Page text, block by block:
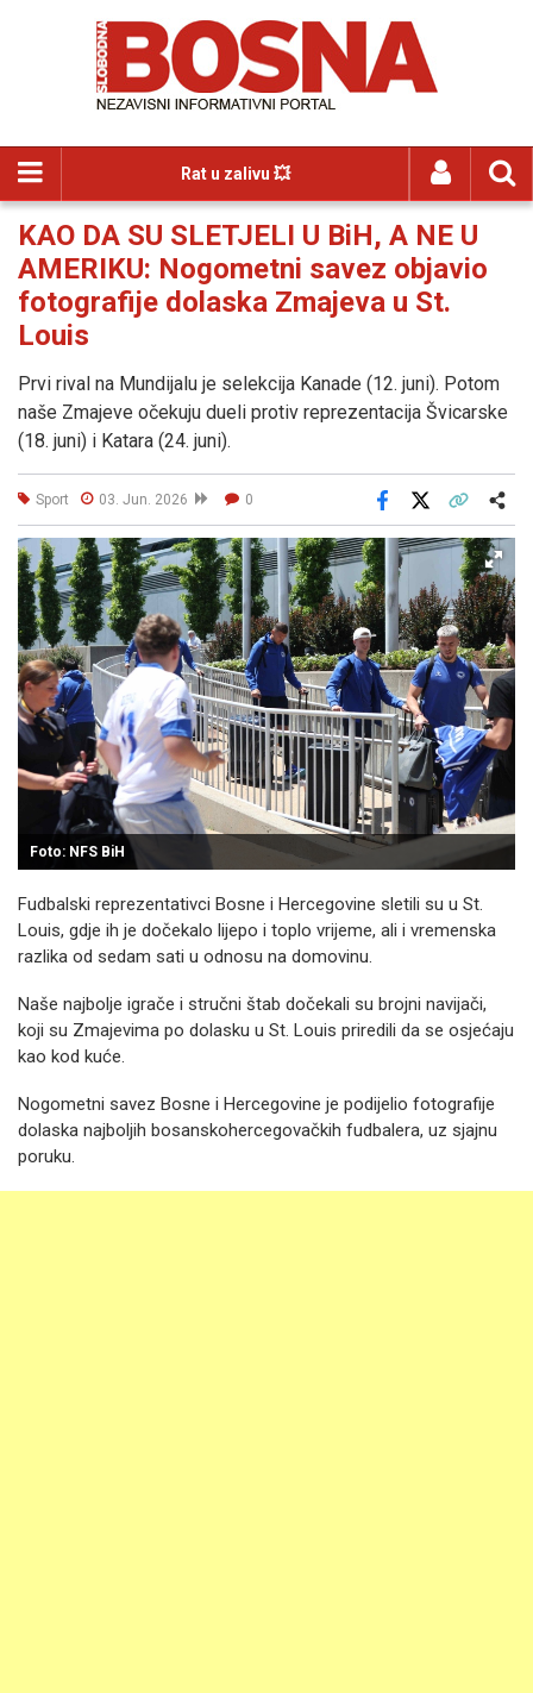
Rat u zalivu 💥
KAO DA SU SLETJELI U BiH, A NE U
AMERIKU: Nogometni savez objavio
fotografije dolaska Zmajeva u St.
Louis
Prvi rival na Mundijalu je selekcija Kanade (12. juni). Potom
naše Zmajeve očekuju dueli protiv reprezentacija Švicarske
(18. juni) i Katara (24. juni).
Sport 03. Jun. 2026 0
Facebook
Foto: NFS BiH
Fudbalski reprezentativci Bosne i Hercegovine sletili su u St.
Louis, gdje ih je dočekalo lijepo i toplo vrijeme, ali i vremenska
razlika od sedam sati u odnosu na domovinu.
Naše najbolje igrače i stručni štab dočekali su brojni navijači,
koji su Zmajevima po dolasku u St. Louis priredili da se osjećaju
kao kod kuće.
Nogometni savez Bosne i Hercegovine je podijelio fotografije
dolaska najboljih bosanskohercegovačkih fudbalera, uz sjajnu
poruku.